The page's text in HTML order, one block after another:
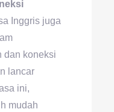
Inggris juga
dan koneksi
lancar
ini,
mudah